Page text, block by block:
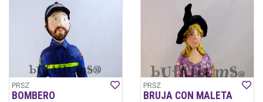
PRSZ
BOMBERO
PRSZ
BRUJA CON MALETA